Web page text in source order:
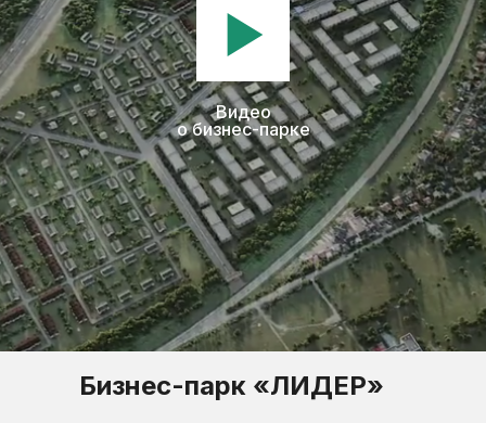
Видео
о бизнес-парке
Бизнес-парк «ЛИДЕР»